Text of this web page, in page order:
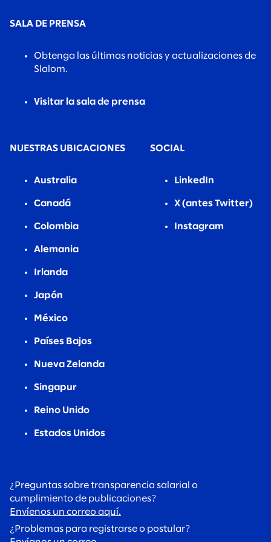
SALA DE PRENSA
Obtenga las últimas noticias y actualizaciones de
Slalom.
Visitar la sala de prensa
NUESTRAS UBICACIONES
Australia
Canadá
Colombia
Alemania
Irlanda
Japón
México
Países Bajos
Nueva Zelanda
Singapur
Reino Unido
Estados Unidos
SOCIAL
LinkedIn
X (antes Twitter)
Instagram
¿Preguntas sobre transparencia salarial o
cumplimiento de publicaciones?
Envíenos un correo aquí.
¿Problemas para registrarse o postular?